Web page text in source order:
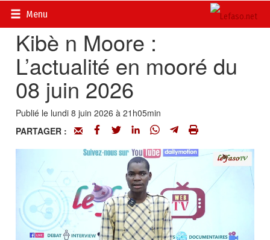
Menu
Accueil>
Kibè n Moore :
L’actualité en mooré du
08 juin 2026
Publié le lundi 8 juin 2026 à 21h05min
PARTAGER :